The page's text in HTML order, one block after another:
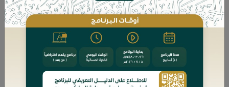
نظام المنافسات والمشتريات الحكومية ولائحته التنفيذية مع
انقر هنا
انقر هنا
تطبيقات الأحكام الإجرائية الجزائية في مخالفات الأوراق
المالية:
انقر هنا